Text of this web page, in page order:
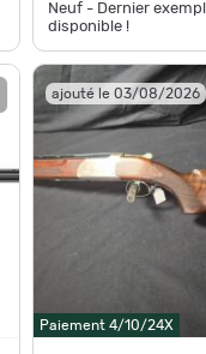
Neuf - Dernier
disponible !
ajouté le 03/08/2026
Paiement 4/10/24X